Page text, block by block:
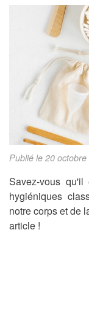
Publié le 20
Savez-vous qu'il
hygiéniques
notre corps et de
article !